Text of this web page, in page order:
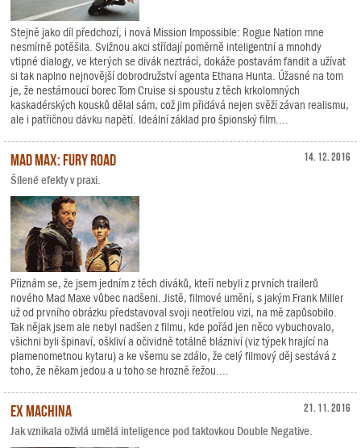
Stejně jako díl předchozí, i nová Mission Impossible: Rogue Nation mne
nesmírně potěšila. Svižnou akci střídají poměrně inteligentní a mnohdy
vtipné dialogy, ve kterých se divák neztrácí, dokáže postavám fandit a užívat
si tak naplno nejnovější dobrodružství agenta Ethana Hunta. Úžasné na tom
je, že nestárnoucí borec Tom Cruise si spoustu z těch krkolomných
kaskadérských kousků dělal sám, což jim přidává nejen svěží závan realismu,
ale i patřičnou dávku napětí. Ideální základ pro špionský film....
14. 12. 2016
Mad Max: Fury Road
Šílené efekty v praxi.
Přiznám se, že jsem jedním z těch diváků, kteří nebyli z prvních trailerů
nového Mad Maxe vůbec nadšeni. Jistě, filmové umění, s jakým Frank Miller
už od prvního obrázku představoval svoji neotřelou vizi, na mě zapůsobilo.
Tak nějak jsem ale nebyl nadšen z filmu, kde pořád jen něco vybuchovalo,
všichni byli špinaví, oškliví a očividně totálně blázniví (viz týpek hrající na
plamenometnou kytaru) a ke všemu se zdálo, že celý filmový děj sestává z
toho, že někam jedou a u toho se hrozně řežou....
21. 11. 2016
Ex Machina
Jak vznikala oživlá umělá inteligence pod taktovkou Double Negative.